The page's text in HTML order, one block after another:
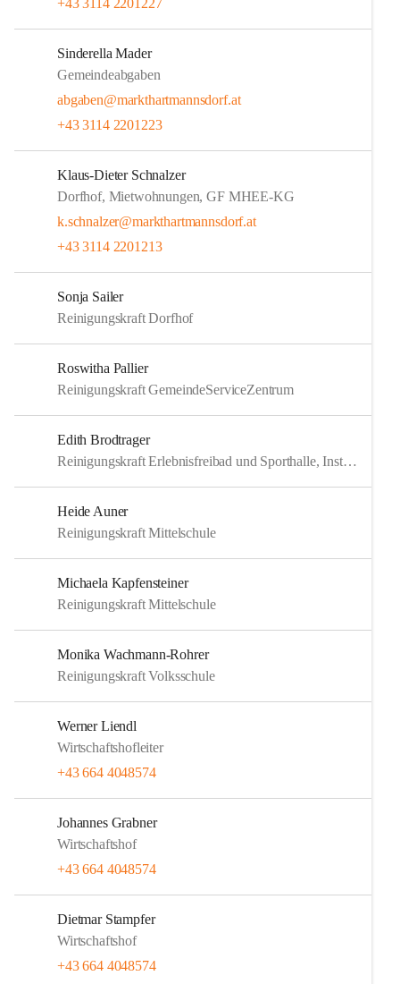
+43 3114 2201227
Sinderella Mader
Gemeindeabgaben
abgaben@markthartmannsdorf.at
+43 3114 2201223
Klaus-Dieter Schnalzer
Dorfhof, Mietwohnungen, GF MHEE-KG
k.schnalzer@markthartmannsdorf.at
+43 3114 2201213
Sonja Sailer
Reinigungskraft Dorfhof
Roswitha Pallier
Reinigungskraft GemeindeServiceZentrum
Edith Brodtrager
Reinigungskraft Erlebnisfreibad und Sporthalle, Instandhaltung Sporthalle
Heide Auner
Reinigungskraft Mittelschule
Michaela Kapfensteiner
Reinigungskraft Mittelschule
Monika Wachmann-Rohrer
Reinigungskraft Volksschule
Werner Liendl
Wirtschaftshofleiter
+43 664 4048574
Johannes Grabner
Wirtschaftshof
+43 664 4048574
Dietmar Stampfer
Wirtschaftshof
+43 664 4048574